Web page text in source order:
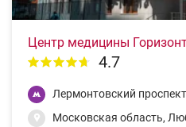
Центр медицины
4.7
Лермонтовский проспект
Московская область,